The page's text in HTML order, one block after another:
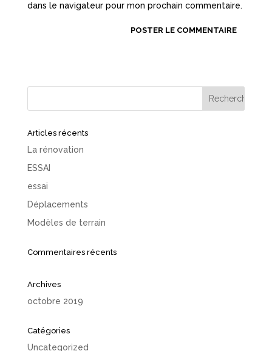
dans le navigateur pour mon prochain commentaire.
Articles récents
La rénovation
ESSAI
essai
Déplacements
Modèles de terrain
Commentaires récents
Archives
octobre 2019
Catégories
Uncategorized